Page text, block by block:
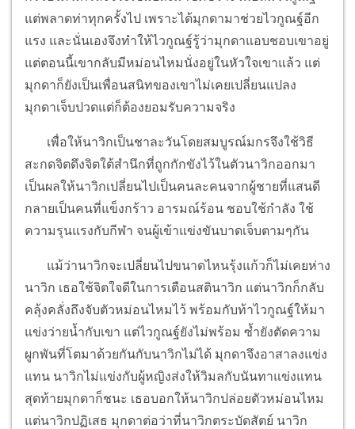
แต่พลาดท่าทุกครั้งไป เพราะได้มุกดามาช่วยไวกูณฐ์อีก
แรง และนั่นเองจึงทำให้ไวกูณฐ์รู้ว่ามุกดาแอบชอบเขาอยู่
แต่ตอนนี้เขากลับมีหม่อนไหมนั่งอยู่ในหัวใจเขาแล้ว แต่
มุกดาก็ยังเป็นเพื่อนสนิทของเขาไม่เคยเปลี่ยนแปลง
มุกดาเจ็บปวดแต่ก็ต้องยอมรับความจริง
เพื่อให้นาวิกเป็นชาละวันโดยสมบูรณ์มกรจึงใช้วิธี
สะกดจิตดึงจิตใต้สำนึกที่ถูกกักขังไว้ในตัวนาวิกออกมา
เป็นผลให้นาวิกเปลี่ยนไปเป็นคนละคนจากผู้ชายที่แสนดี
กลายเป็นคนที่แข็งกร้าว อารมณ์ร้อน ชอบใช้กำลัง ใช้
ความรุนแรงกับกีฬา จนผู้เข้าแข่งขันบาดเจ็บตามๆกัน
แม้ว่านาวิกจะเปลี่ยนไปขนาดไหนรุ้งแก้วก็ไม่เคยห่าง
นาวิก เธอใช้จิตใจดีในการเตือนสตินาวิก แต่นาวิกก็กลับ
คลุ้งคลั่งถึงจับตัวหม่อนไหมไว้ พร้อมกับท้าไวกูณฐ์ให้มา
แข่งว่ายน้ำกับเขา แต่ไวกูณฐ์ยังไม่พร้อม ซ้ำยังตัดความ
ผูกพันที่โตมาด้วยกันกับนาวิกไม่ได้ มุกดาจึงอาสาลงแข่ง
แทน นาวิกไม่แข่งกับผู้หญิงส่งให้วิมลกับนันทาแข่งแทน
สุดท้ายมุกดาก็ชนะ เธอบอกให้นาวิกปล่อยตัวหม่อนไหม
แต่นาวิกปฏิเสธ มุกดาต่อว่าที่นาวิกตระบัดสัตย์ นาวิก